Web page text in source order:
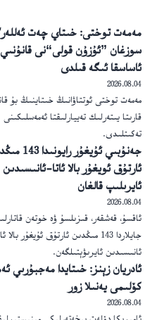
مەمەت توختى: خىتاي چەت
سوزغان ”ئۇزۇن قولى“نى قانۇنىي
ئاساسقا ئىگە قىلدى
2026.08.04
مەمەت توختى ئوتتاۋانىڭ خىتاينىڭ بۇ
قارىتا يىتەرلىك تەييارلىقتا ئەمەسلىكىنى
تەكىتلىدى.
جەنۇبىي ئۇيغۇر
ئارتۇق ئويغۇر بالا ئاتا-ئانىسىدىن
ئايرىلىپ قالغان
2026.08.04
ئاقسۇ، قەشقەر، قىزىلسۇ ۋە خوتەن
جايلاردا 143 مىڭدىن ئارتۇق ئۇيغۇر بالا
ئانىسىدىن ئايرىۋېتىلگەن.
ئادريان زېنز: خىتايدا مەجبۇرىي
كۆلىمى يەنىلا زور
2026.08.04